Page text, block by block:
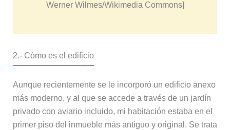
Werner Wilmes/Wikimedia Commons]
2.- Cómo es el edificio
Aunque recientemente se le incorporó un edificio anexo
más moderno, y al que se accede a través de un jardín
privado con aviario incluido, mi habitación estaba en el
primer piso del inmueble más antiguo y original. Se trata